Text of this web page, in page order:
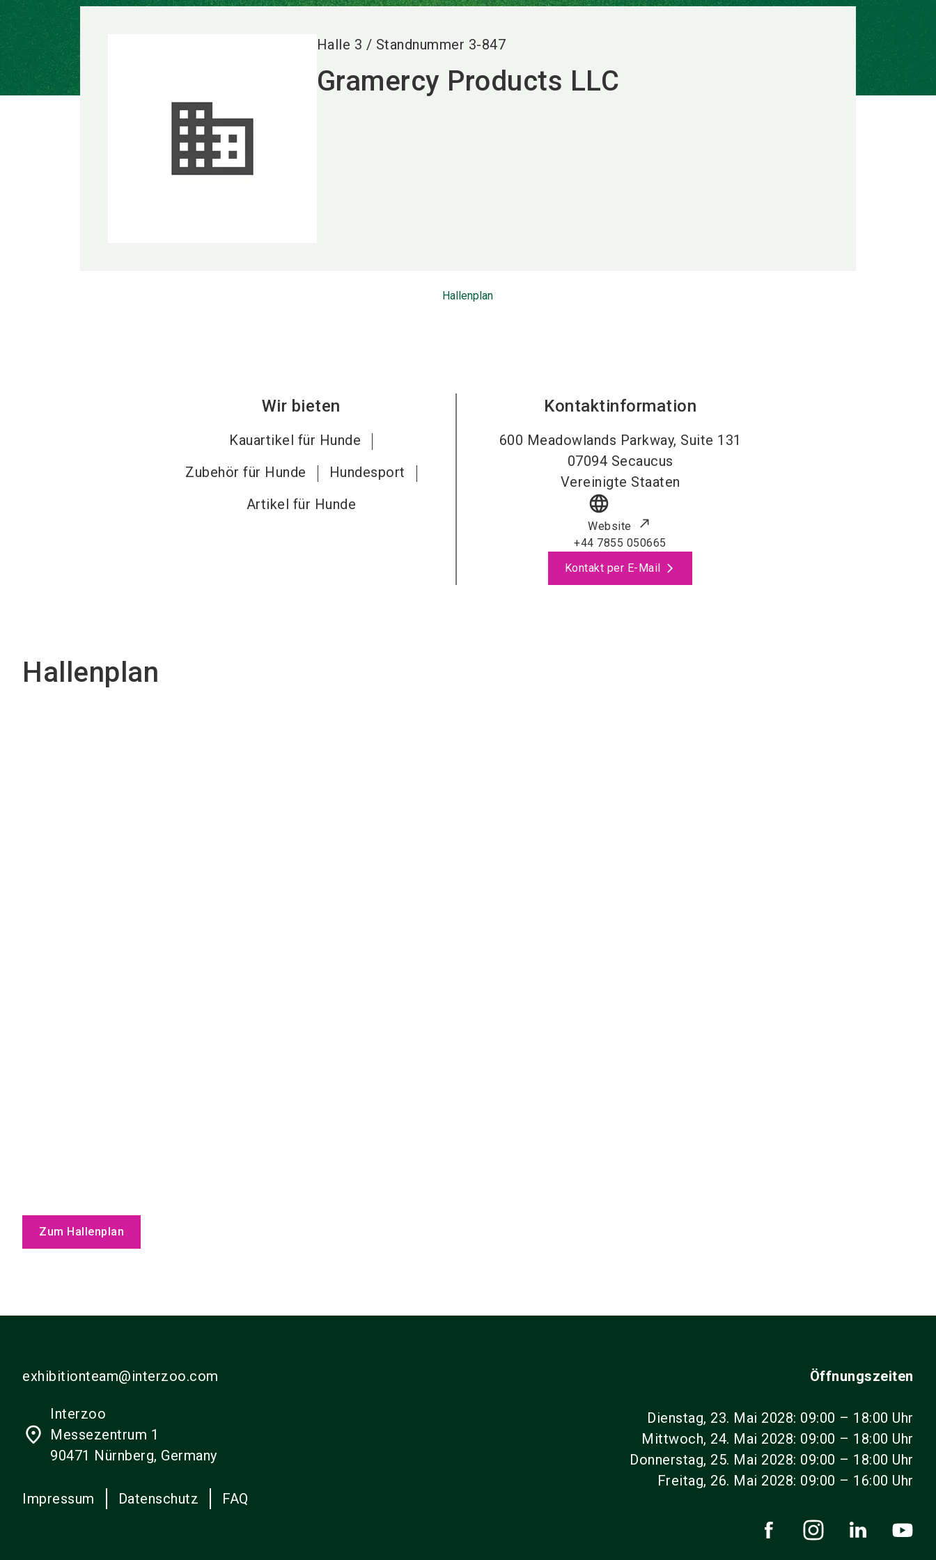
Halle 3 / Standnummer 3-847
Gramercy Products LLC
Hallenplan
Wir bieten
Kauartikel für Hunde
Zubehör für Hunde
Hundesport
Artikel für Hunde
Kontaktinformation
600 Meadowlands Parkway, Suite 131
07094 Secaucus
Vereinigte Staaten
language
Website
+44 7855 050665
Kontakt per E-Mail
Hallenplan
Zum Hallenplan
exhibitionteam@interzoo.com
place
Interzoo
Messezentrum 1
90471 Nürnberg, Germany
Impressum Datenschutz FAQ
Öffnungszeiten
Dienstag, 23. Mai 2028: 09:00 – 18:00 Uhr
Mittwoch, 24. Mai 2028: 09:00 – 18:00 Uhr
Donnerstag, 25. Mai 2028: 09:00 – 18:00 Uhr
Freitag, 26. Mai 2028: 09:00 – 16:00 Uhr